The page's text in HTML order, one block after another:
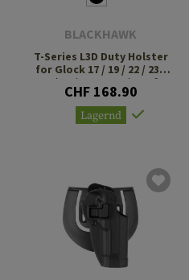
BLACKHAWK
T-Series L3D Duty Holster
for Glock 17 / 19 / 22 / 23 /
31 / 32 / 47 TLR-7 / 8 Left
Side
CHF 168.90
Lagernd